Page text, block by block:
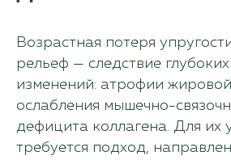
Возрастная потеря
рельеф — следствие
изменений: атрофии жировой
ослабления мышечно-
дефицита коллагена. Для их
требуется подход,